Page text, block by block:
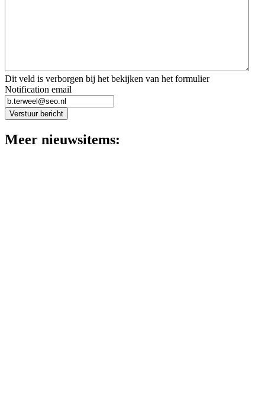
Dit veld is verborgen bij het bekijken van het formulier
Notification email
Verstuur bericht
Meer nieuwsitems: